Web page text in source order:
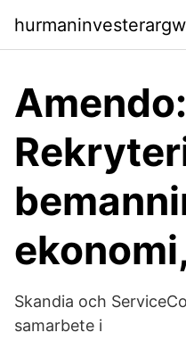
Amendo:
Skandia och
samarbete i